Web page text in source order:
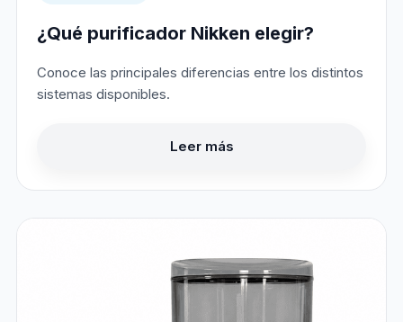
¿Qué purificador Nikken elegir?
Conoce las principales diferencias entre los distintos
sistemas disponibles.
Leer más